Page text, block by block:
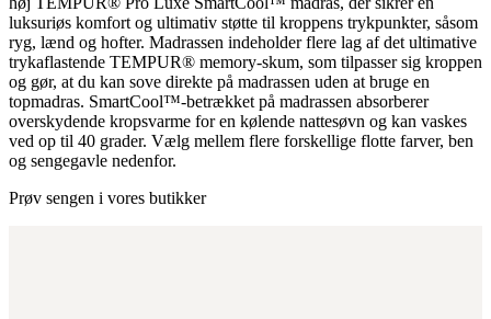
luksuriøs komfort og ultimativ støtte til kroppens trykpunkter, såsom
ryg, lænd og hofter. Madrassen indeholder flere lag af det ultimative
trykaflastende TEMPUR® memory-skum, som tilpasser sig kroppen
og gør, at du kan sove direkte på madrassen uden at bruge en
topmadras. SmartCool™-betrækket på madrassen absorberer
overskydende kropsvarme for en kølende nattesøvn og kan vaskes
ved op til 40 grader. Vælg mellem flere forskellige flotte farver, ben
og sengegavle nedenfor.
Prøv sengen i vores butikker